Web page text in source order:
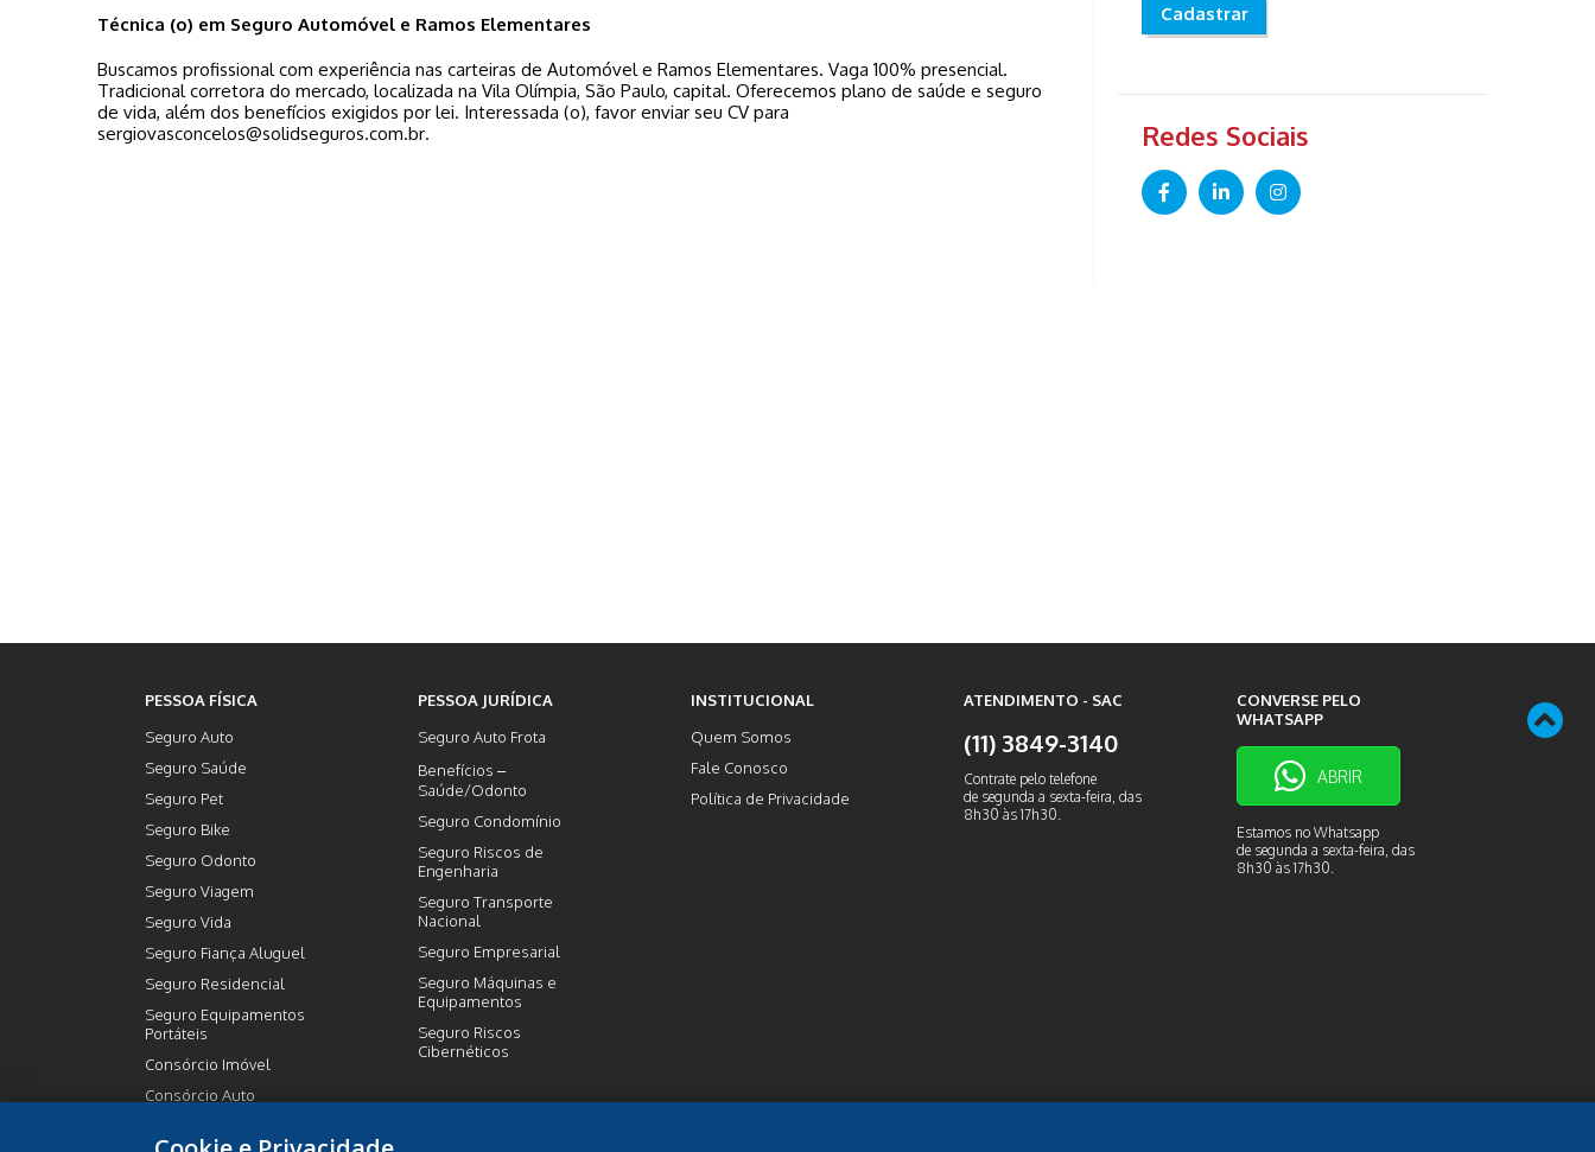
Técnica (o) em Seguro Automóvel e Ramos Elementares
Buscamos profissional com experiência nas carteiras de Automóvel e Ramos Elementares. Vaga 100% presencial.
Tradicional corretora do mercado, localizada na Vila Olímpia, São Paulo, capital. Oferecemos plano de saúde e seguro
de vida, além dos benefícios exigidos por lei. Interessada (o), favor enviar seu CV para
sergiovasconcelos@solidseguros.com.br.
Cadastrar
Redes Sociais
PESSOA FÍSICA
Seguro Auto
Seguro Saúde
Seguro Pet
Seguro Bike
Seguro Odonto
Seguro Viagem
Seguro Vida
Seguro Fiança Aluguel
Seguro Residencial
Seguro Equipamentos
Portáteis
Consórcio Imóvel
Consórcio Auto
PESSOA JURÍDICA
Seguro Auto Frota
Benefícios –
Saúde/Odonto
Seguro Condomínio
Seguro Riscos de
Engenharia
Seguro Transporte
Nacional
Seguro Empresarial
Seguro Máquinas e
Equipamentos
Seguro Riscos
Cibernéticos
INSTITUCIONAL
Quem Somos
Fale Conosco
Política de Privacidade
ATENDIMENTO - SAC
(11) 3849-3140
Contrate pelo telefone
de segunda a sexta-feira, das
8h30 às 17h30.
CONVERSE PELO
WHATSAPP
ABRIR
Estamos no Whatsapp
de segunda a sexta-feira, das
8h30 às 17h30.